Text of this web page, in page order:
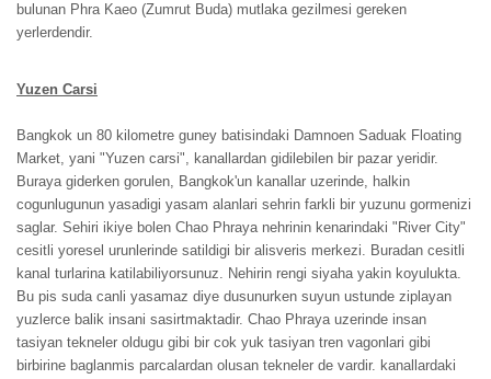
bulunan Phra Kaeo (Zumrut Buda) mutlaka gezilmesi gereken
yerlerdendir.
Yuzen Carsi
Bangkok un 80 kilometre guney batisindaki Damnoen Saduak Floating
Market, yani "Yuzen carsi", kanallardan gidilebilen bir pazar yeridir.
Buraya giderken gorulen, Bangkok'un kanallar uzerinde, halkin
cogunlugunun yasadigi yasam alanlari sehrin farkli bir yuzunu gormenizi
saglar. Sehiri ikiye bolen Chao Phraya nehrinin kenarindaki "River City"
cesitli yoresel urunlerinde satildigi bir alisveris merkezi. Buradan cesitli
kanal turlarina katilabiliyorsunuz. Nehirin rengi siyaha yakin koyulukta.
Bu pis suda canli yasamaz diye dusunurken suyun ustunde ziplayan
yuzlerce balik insani sasirtmaktadir. Chao Phraya uzerinde insan
tasiyan tekneler oldugu gibi bir cok yuk tasiyan tren vagonlari gibi
birbirine baglanmis parcalardan olusan tekneler de vardir. kanallardaki